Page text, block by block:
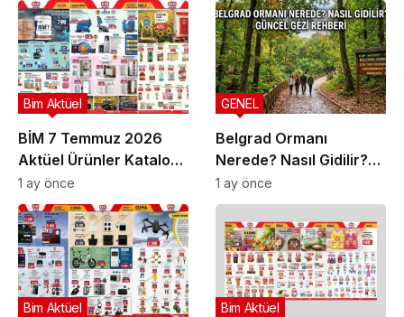
BİM 7 Temmuz 2026
Aktüel Ürünler Kataloğu
| Bu Hafta İndirimde
Olan Ürünler
Bim Aktüel
1 ay önce
Belgrad Ormanı
Nerede? Nasıl Gidilir?
Güncel Gezi Rehberi
GENEL
1 ay önce
Bim Aktüel Bim Aktüel